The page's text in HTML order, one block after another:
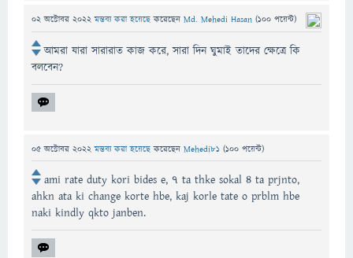
02 অক্টোবর 2022 মন্তব্য করা হয়েছেকরেছেন Md. Mehedi Hasan (100 পয়েন্ট)
আমরা যারা সারারাত কাজ করে, সারা দিন ঘুমাই তাদের ক্ষেত্রে কি
বলবেন?
05 অক্টোবর 2022 মন্তব্য করা হয়েছেকরেছেন Mehedi81 (100 পয়েন্ট)
ami rate duty kori bides e, 7 ta thke sokal 4 ta prjnto,
ahkn ata ki change korte hbe, kaj korle tate o prblm hbe
naki kindly qkto janben.